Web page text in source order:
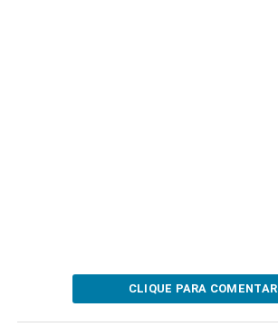
CLIQUE PARA COMENTAR